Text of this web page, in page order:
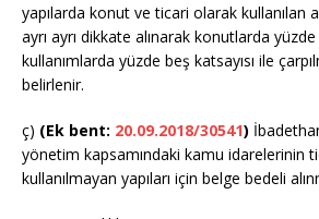
yapılarda konut ve ticari olarak kullanılan
ayrı ayrı dikkate alınarak konutlarda
kullanımlarda yüzde beş katsayısı ile
belirlenir.
ç) (Ek bent: 20.09.2018/30541)
yönetim kapsamındaki kamu idarelerinin
kullanılmayan yapıları için belge bedeli